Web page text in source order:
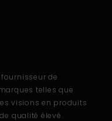
fournisseur de
telles que
visions en produits
qualité élevé.